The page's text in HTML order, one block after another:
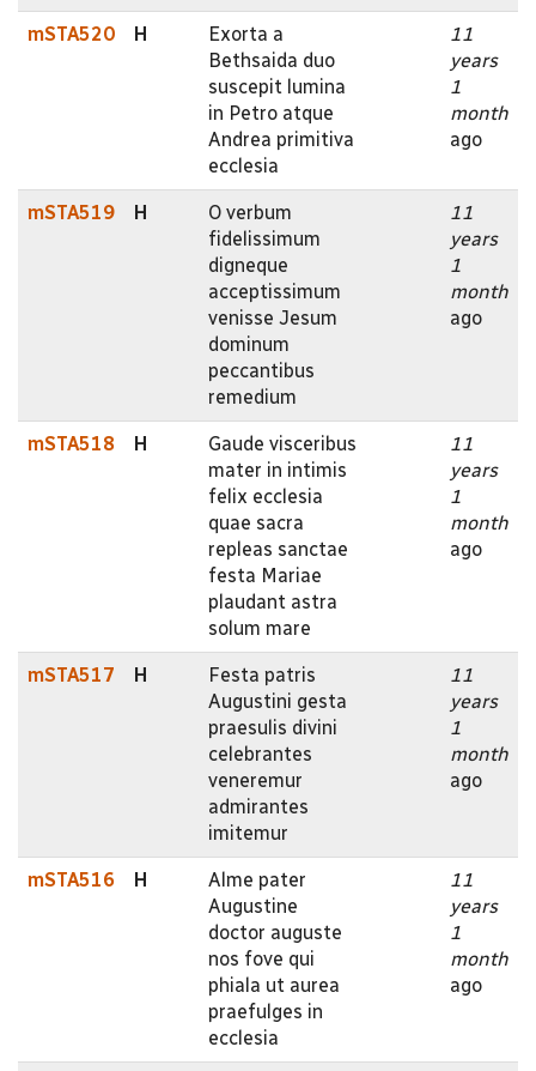
mSTA520 H
Exorta a
Bethsaida duo
suscepit lumina
in Petro atque
Andrea primitiva
ecclesia
11
years
1
month
ago
mSTA519 H
O verbum
fidelissimum
digneque
acceptissimum
venisse Jesum
dominum
peccantibus
remedium
11
years
1
month
ago
mSTA518 H
Gaude visceribus
mater in intimis
felix ecclesia
quae sacra
repleas sanctae
festa Mariae
plaudant astra
solum mare
11
years
1
month
ago
mSTA517 H
Festa patris
Augustini gesta
praesulis divini
celebrantes
veneremur
admirantes
imitemur
11
years
1
month
ago
mSTA516 H
Alme pater
Augustine
doctor auguste
nos fove qui
phiala ut aurea
praefulges in
ecclesia
11
years
1
month
ago